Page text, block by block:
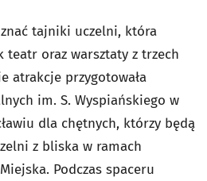
tajniki uczelni, która
teatr oraz warsztaty z trzech
atrakcje przygotowała
im. S. Wyspiańskiego w
dla chętnych, którzy będą
z bliska w ramach
Podczas spaceru